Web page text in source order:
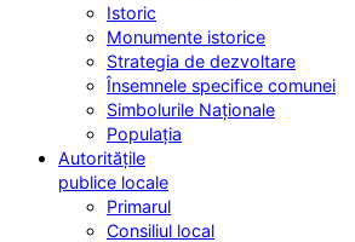
Istoric
Monumente istorice
Strategia de dezvoltare
Însemnele specifice comunei
Simbolurile Naționale
Populația
Autoritățile
publice locale
Primarul
Consiliul local